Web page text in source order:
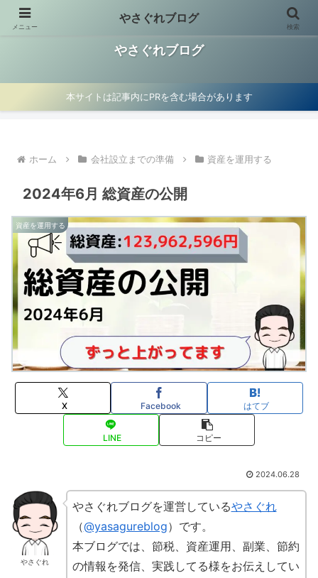
やさぐれブログ
本サイトは記事内にPRを含む場合があります
ホーム 会社設立までの準備 資産を運用する
2024年6月 総資産の公開
資産を運用する
X Facebook はてブ
LINE コピー
2024.06.28
やさぐれ
やさぐれブログを運営しているやさぐれ
（@yasagureblog）です。
本ブログでは、節税、資産運用、副業、節約
の情報を発信、実践してる様をお伝えしてい
メニュー
やさぐれブログ
検索